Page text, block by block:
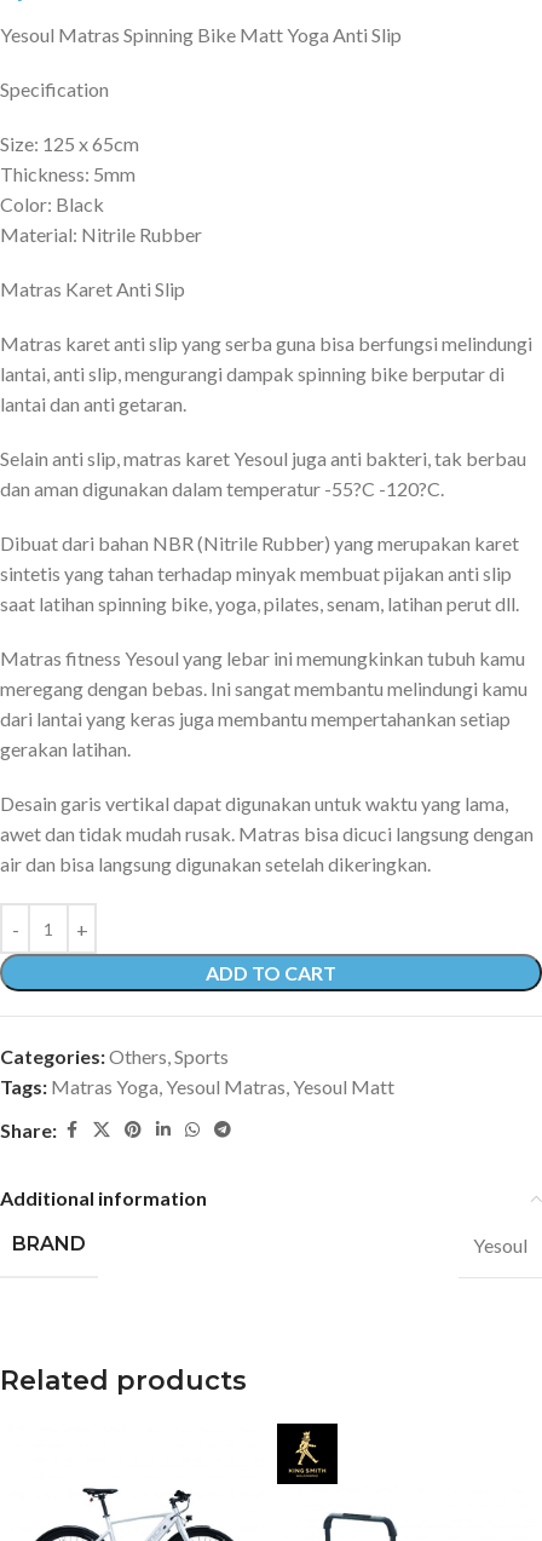
Yesoul Matras Spinning Bike Matt Yoga Anti Slip
Specification
Size: 125 x 65cm
Thickness: 5mm
Color: Black
Material: Nitrile Rubber
Matras Karet Anti Slip
Matras karet anti slip yang serba guna bisa berfungsi melindungi
lantai, anti slip, mengurangi dampak spinning bike berputar di
lantai dan anti getaran.
Selain anti slip, matras karet Yesoul juga anti bakteri, tak berbau
dan aman digunakan dalam temperatur -55?C -120?C.
Dibuat dari bahan NBR (Nitrile Rubber) yang merupakan karet
sintetis yang tahan terhadap minyak membuat pijakan anti slip
saat latihan spinning bike, yoga, pilates, senam, latihan perut dll.
Matras fitness Yesoul yang lebar ini memungkinkan tubuh kamu
meregang dengan bebas. Ini sangat membantu melindungi kamu
dari lantai yang keras juga membantu mempertahankan setiap
gerakan latihan.
Desain garis vertikal dapat digunakan untuk waktu yang lama,
awet dan tidak mudah rusak. Matras bisa dicuci langsung dengan
air dan bisa langsung digunakan setelah dikeringkan.
ADD TO CART
Categories:Others,Sports
Tags: Matras Yoga,Yesoul Matras,Yesoul Matt
Share:
Additional information
BRAND
Yesoul
Related products